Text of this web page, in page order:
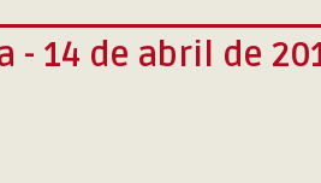
- 14 de abril de